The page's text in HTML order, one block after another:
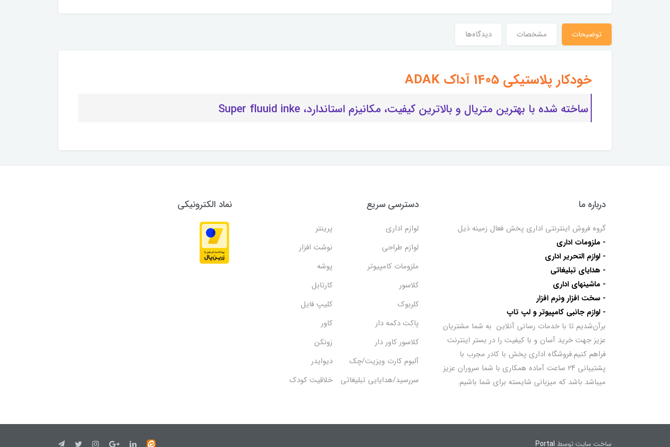
توضیحات مشخصات دیدگاه‌ها
خودکار پلاستیکی 1405 آداک ADAK
ساخته شده با بهترین متریال و بالاترین کیفیت، مکانیزم استاندارد، Super fluuid inke
درباره ما
گروه فروش اینترنتی اداری پخش فعال زمینه ذیل
- ملزومات اداری
- لوازم التحریر اداری
- هدایای تبلیغاتی
- ماشینهای اداری
- سخت افزار ونرم افزار
- لوازم جانبی کامپیوتر و لپ تاپ
برآن‌شدیم تا با خدمات رسانی آنلاین به شما مشتریان
عزیز جهت خرید آسان و با کیفیت را در بستر اینترنت
فراهم کنیم.فروشگاه اداری پخش با کادر مجرب با
پشتیبانی ۲۴ ساعت آماده همکاری با شما سروران عزیز
میباشد باشد که میزبانی شایسته برای شما باشیم.
دسترسی سریع
لوازم اداری
پرینتر
لوازم طراحی
نوشت افزار
ملزومات کامپیوتر
پوشه
کلاسور
کارتابل
کلربوک
کلیپ فایل
پاکت دکمه دار
کاور
کلاسور کاور دار
زونکن
آلبوم کارت ویزیت/چک
دیوایدر
سررسید/هدایایی تبلیغاتی
خلاقیت کودک
نماد الکترونیکی
ساخت سایت توسط Portal